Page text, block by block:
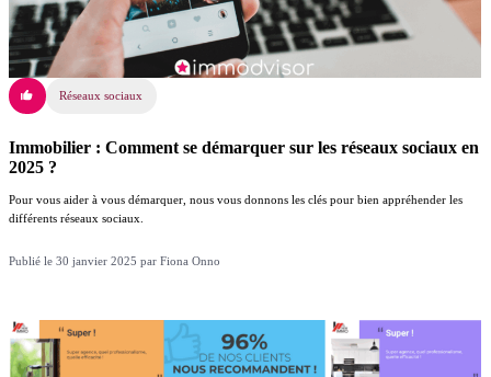
Réseaux sociaux
Immobilier : Comment se démarquer sur les réseaux sociaux en
2025 ?
Pour vous aider à vous démarquer, nous vous donnons les clés pour bien appréhender les
différents réseaux sociaux.
Publié le 30 janvier 2025 par Fiona Onno